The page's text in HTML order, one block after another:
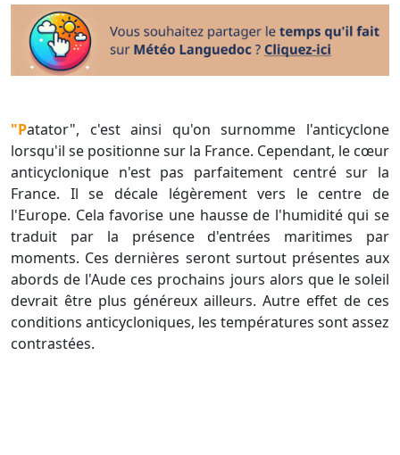
"Patator", c'est ainsi qu'on surnomme l'anticyclone
lorsqu'il se positionne sur la France. Cependant, le cœur
anticyclonique n'est pas parfaitement centré sur la
France. Il se décale légèrement vers le centre de
l'Europe. Cela favorise une hausse de l'humidité qui se
traduit par la présence d'entrées maritimes par
moments. Ces dernières seront surtout présentes aux
abords de l'Aude ces prochains jours alors que le soleil
devrait être plus généreux ailleurs. Autre effet de ces
conditions anticycloniques, les températures sont assez
contrastées.